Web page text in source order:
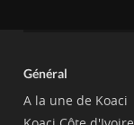
Général
A la une de Koaci